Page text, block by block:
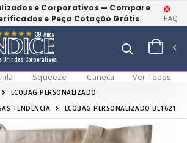
e Corporativos — Compare
e Peça Cotação Grátis
FAQ
Brindes Corporativos
39 Anos
Squeeze Caneca Ver Todos
ECOBAG PERSONALIZADO
TENDÊNCIA
ECOBAG PERSONALIZADO BL1621